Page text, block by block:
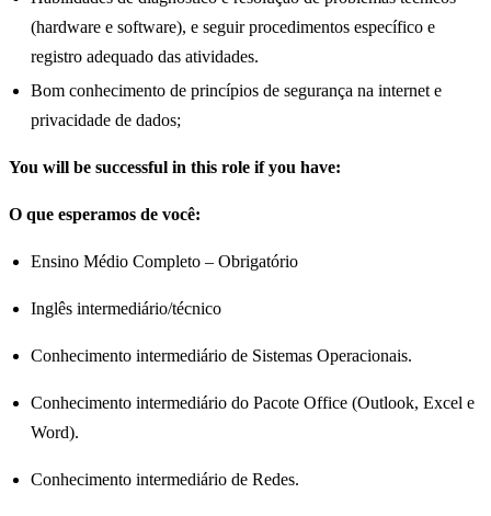
(hardware e software), e seguir procedimentos específico e
registro adequado das atividades.
Bom conhecimento de princípios de segurança na internet e
privacidade de dados;
You will be successful in this role if you have:
O que esperamos de você:
Ensino Médio Completo – Obrigatório
Inglês intermediário/técnico
Conhecimento intermediário de Sistemas Operacionais.
Conhecimento intermediário do Pacote Office (Outlook, Excel e
Word).
Conhecimento intermediário de Redes.